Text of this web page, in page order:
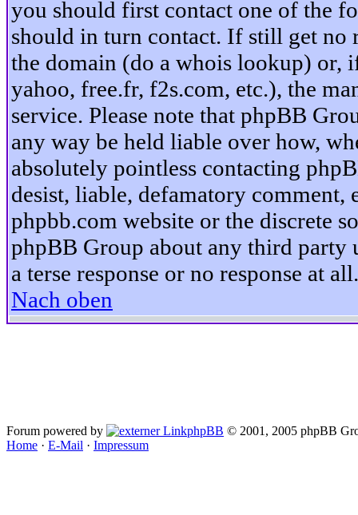
you should first contact one of the
should in turn contact. If still get no
the domain (do a whois lookup) or,
yahoo, free.fr, f2s.com, etc.), the
service. Please note that phpBB
any way be held liable over how,
absolutely pointless contacting
desist, liable, defamatory
phpbb.com website or the discrete
phpBB Group about any third party
a terse response or no response at all.
Nach oben
Forum powered by phpBB © 2001, 2005 phpBB
Home · E-Mail · Impressum